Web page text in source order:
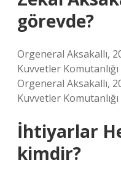
görevde?
Orgeneral Aksakallı,
Kuvvetler
Orgeneral Aksakallı,
Kuvvetler
İhtiyarlar
kimdir?